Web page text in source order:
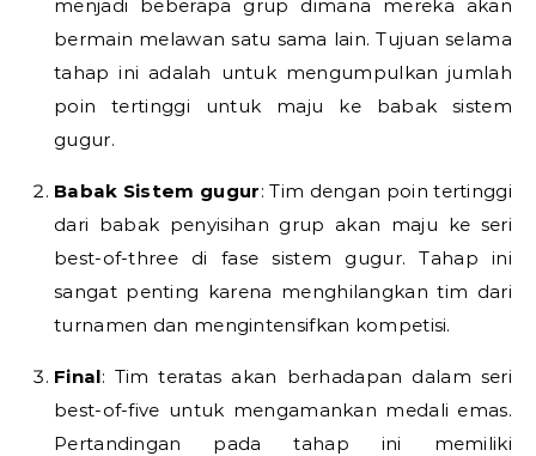
menjadi beberapa grup dimana mereka akan
bermain melawan satu sama lain. Tujuan selama
tahap ini adalah untuk mengumpulkan jumlah
poin tertinggi untuk maju ke babak sistem
gugur.
Babak Sistem gugur: Tim dengan poin tertinggi
dari babak penyisihan grup akan maju ke seri
best-of-three di fase sistem gugur. Tahap ini
sangat penting karena menghilangkan tim dari
turnamen dan mengintensifkan kompetisi.
Final: Tim teratas akan berhadapan dalam seri
best-of-five untuk mengamankan medali emas.
Pertandingan pada tahap ini memiliki